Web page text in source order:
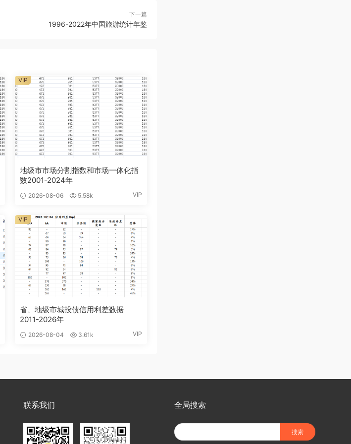
下一篇
1996-2022年中国旅游统计年鉴
地级市市场分割指数和市场一体化指
数2001-2024年
2026-08-06 5.58k VIP
VIP
省、地级市城投债信用利差数据
2011-2026年
2026-08-04 3.61k VIP
VIP
联系我们 全局搜索